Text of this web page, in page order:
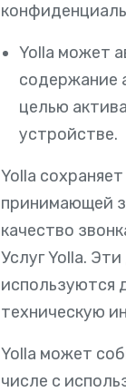
Yolla может
содержание
целью
устройстве.
Yolla
принимающей
качество
Услуг Yolla.
используются
техническую
Yolla может
числе с